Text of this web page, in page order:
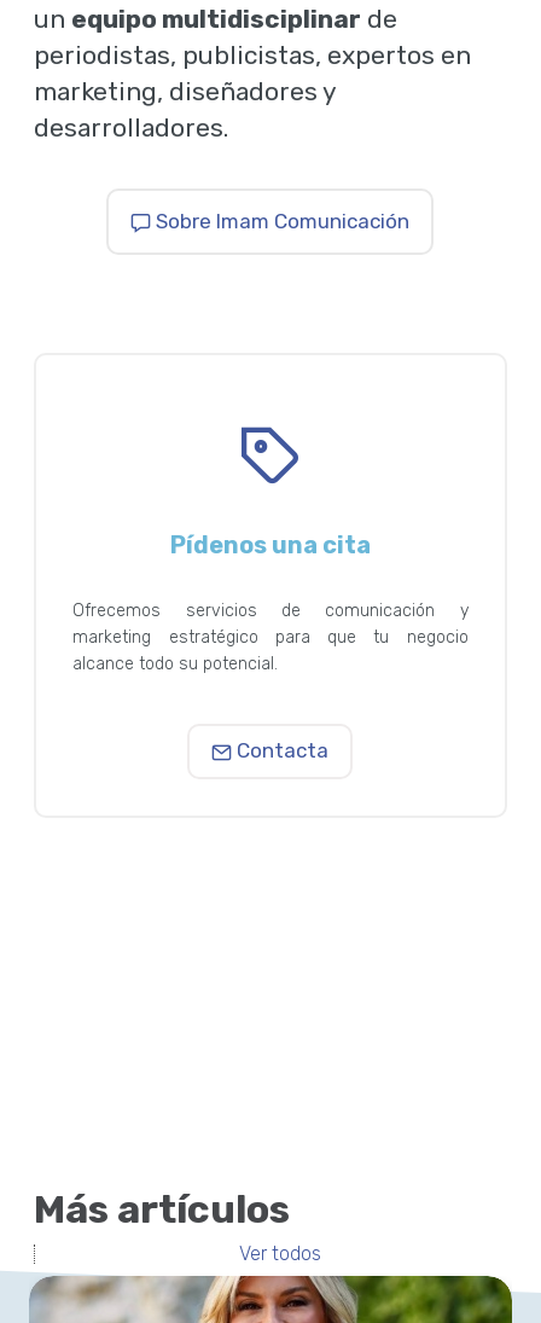
un equipo multidisciplinar de
periodistas, publicistas, expertos en
marketing, diseñadores y
desarrolladores.
Sobre Imam Comunicación
Pídenos una cita
Ofrecemos servicios de comunicación y
marketing estratégico para que tu negocio
alcance todo su potencial.
Contacta
Más artículos
Ver todos